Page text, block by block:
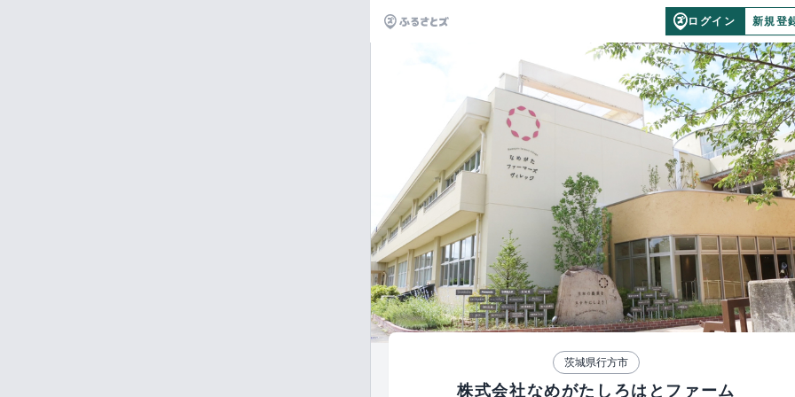
ログイン 新規登
茨城県行方市
株式会社なめがたしろはとファーム